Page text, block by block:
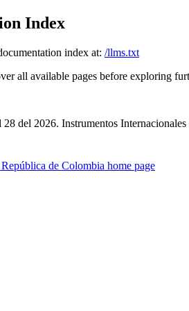
Index
index at: /llms.txt
all available pages before exploring
del 2026. Instrumentos Internacionales
de Colombia home page